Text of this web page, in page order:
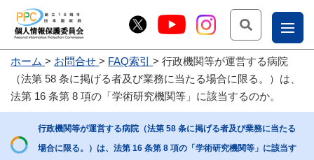
お
問
合
せ
こー
ー部
ホーム お問合せ FAQ索引
行政機関等が運営する病院
（法第 58 条に掲げる者及び業務に当たる場合に限る。）は、
法第 16 条第 8 項の「学術研究機関等」に該当するのか。
行政機関等が運営する病院（法第 58 条に掲げる者及び業務に当たる
場合に限る。）は、法第 16 条第 8 項の「学術研究機関等」に該当す